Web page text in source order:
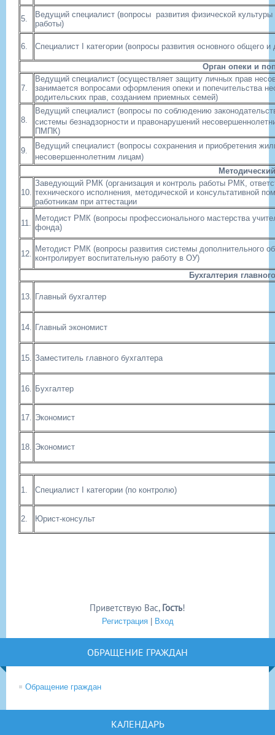
5.
Ведущий специалист (вопросы развития физической
работы)
6. Специалист I категории (вопросы развития основного общего и
Орган опеки и
7.
Ведущий специалист (осуществляет защиту личных прав
занимается вопросами оформления опеки и попечительства
родительских прав, созданием приемных семей)
8.
Ведущий специалист (вопросы по соблюдению
системы безнадзорности и правонарушений
ПМПК)
9.
Ведущий специалист (вопросы сохранения и приобретения
несовершеннолетним лицам)
10.
Заведующий РМК (организация и контроль работы РМК,
технического исполнения, методической и консультативной
работникам при аттестации
11.
Методист РМК (вопросы профессионального мастерства
фонда)
12.
Методист РМК (вопросы развития системы дополнительного
контролирует воспитательную работу в ОУ)
Бухгалтерия
13. Главный бухгалтер
14. Главный экономист
15. Заместитель главного бухгалтера
16. Бухгалтер
17. Экономист
18. Экономист
1. Специалист I категории (по контролю)
2. Юрист-консульт
Приветствую Вас, Гость!
Регистрация| Вход
ОБРАЩЕНИЕ ГРАЖДАН
Обращение граждан
КАЛЕНДАРЬ